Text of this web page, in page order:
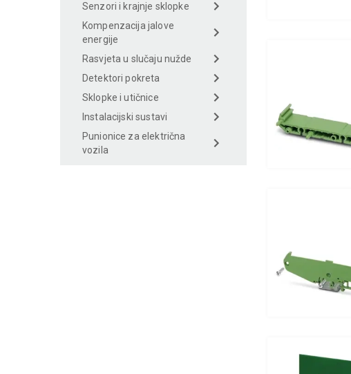
Senzori i krajnje sklopke
Kompenzacija jalove
energije
Rasvjeta u slučaju nužde
Detektori pokreta
Sklopke i utičnice
Instalacijski sustavi
Punionice za električna
vozila